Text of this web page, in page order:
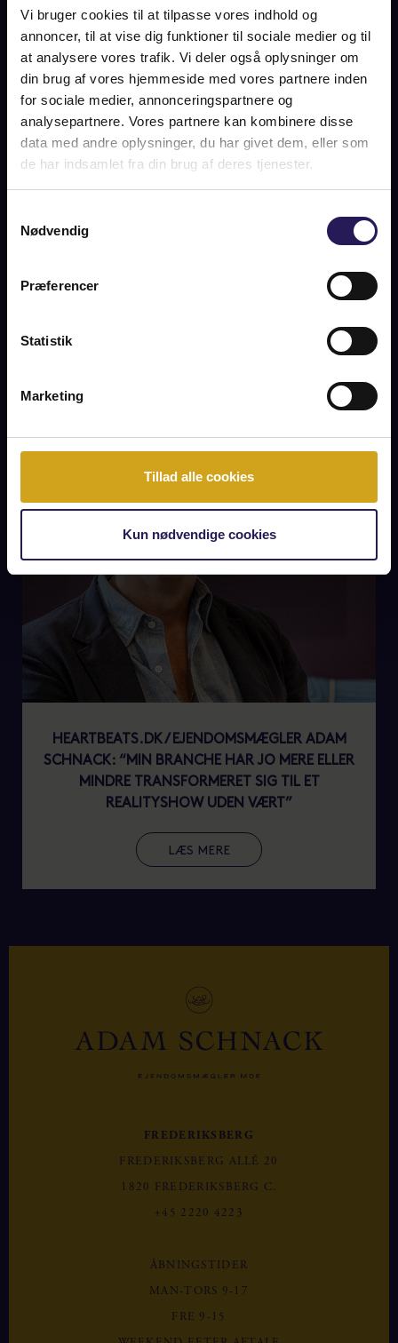
Vi bruger cookies til at tilpasse vores indhold og
annoncer, til at vise dig funktioner til sociale medier og til
at analysere vores trafik. Vi deler også oplysninger om
din brug af vores hjemmeside med vores partnere inden
for sociale medier, annonceringspartnere og
analysepartnere. Vores partnere kan kombinere disse
data med andre oplysninger, du har givet dem, eller som
de har indsamlet fra din brug af deres tjenester.
Nødvendig
Præferencer
Statistik
Marketing
Tillad alle cookies
Kun nødvendige cookies
og er i dag en fredet bygning.
Samsø færgen & infrastruktur
Den gode og fremkommelige infrastruktur til og fra øen, gør
livet som øboer nemt og bekvemt, imens de mange
for et frirum fra hverdagens pulserende liv. Der er daglige
færgeforbindelser fra Sælvig til Hov i Jylland og fra Ballen til
Kalundborg på Sjælland, imens der desuden er en
velfungerende flyveplads på øen. Samsøs elforbrug dækkes
vedvarende energikilder. Det gør Samsø 100% Co2 neutral.
Samsø er på så mange måder et afsindig behageligt og
HEARTBEATS.DK / EJENDOMSMÆGLER ADAM
SCHNACK: “MIN BRANCHE HAR JO MERE ELLER
MINDRE TRANSFORMERET SIG TIL ET
REALITYSHOW UDEN VÆRT”
LÆS MERE
FREDERIKSBERG
FREDERIKSBERG ALLÉ 20
1820 FREDERIKSBERG C.
+45 2220 4223
ÅBNINGSTIDER
MAN-TORS 9-17
FRE 9-15